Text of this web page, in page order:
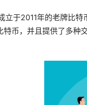
立于2011年的老牌比
特币，并且提供了多